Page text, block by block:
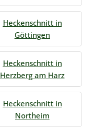
Heckenschnitt in
Göttingen
Heckenschnitt in
Herzberg am Harz
Heckenschnitt in
Northeim